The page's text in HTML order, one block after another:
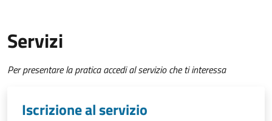
Servizi
Per presentare la pratica accedi al servizio che ti interessa
Iscrizione al servizio